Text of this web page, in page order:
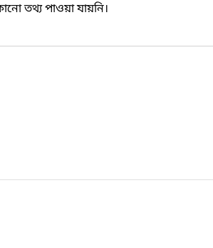
তথ্য পাওয়া যায়নি।